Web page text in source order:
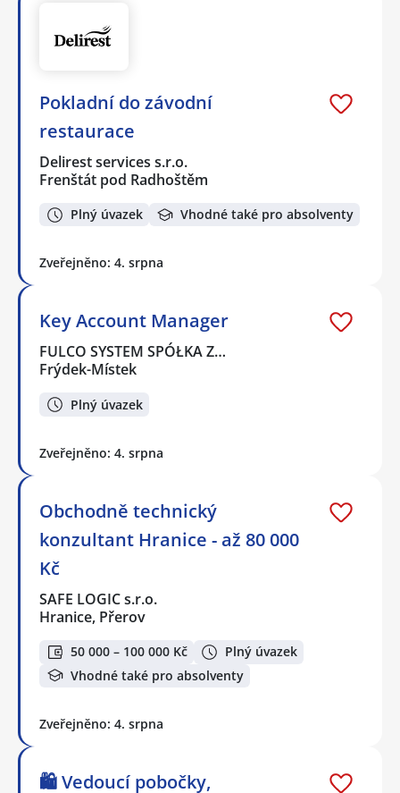
Pokladní do závodní
restaurace
Delirest services s.r.o.
Frenštát pod Radhoštěm
Plný úvazek Vhodné také pro absolventy
Zveřejněno: 4. srpna
Key Account Manager
FULCO SYSTEM SPÓŁKA Z…
Frýdek-Místek
Plný úvazek
Zveřejněno: 4. srpna
Obchodně technický
konzultant Hranice - až 80 000
Kč
SAFE LOGIC s.r.o.
Hranice, Přerov
50 000 – 100 000 Kč
Plný úvazek
Vhodné také pro absolventy
Zveřejněno: 4. srpna
🛍️ Vedoucí pobočky,